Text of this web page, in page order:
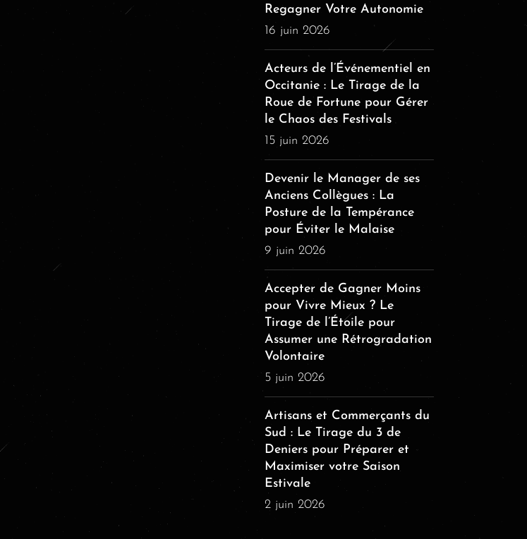
Regagner Votre Autonomie
16 juin 2026
Acteurs de l’Événementiel en
Occitanie : Le Tirage de la
Roue de Fortune pour Gérer
le Chaos des Festivals
15 juin 2026
Devenir le Manager de ses
Anciens Collègues : La
Posture de la Tempérance
pour Éviter le Malaise
9 juin 2026
Accepter de Gagner Moins
pour Vivre Mieux ? Le
Tirage de l’Étoile pour
Assumer une Rétrogradation
Volontaire
5 juin 2026
Artisans et Commerçants du
Sud : Le Tirage du 3 de
Deniers pour Préparer et
Maximiser votre Saison
Estivale
2 juin 2026